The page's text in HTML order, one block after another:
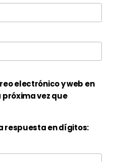
electrónico y web en
vez que
respuesta en dígitos: